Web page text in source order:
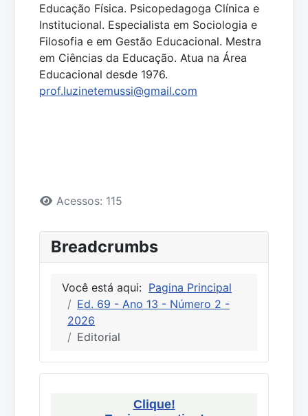
Educação Física. Psicopedagoga Clínica e
Institucional. Especialista em Sociologia e
Filosofia e em Gestão Educacional. Mestra
em Ciências da Educação. Atua na Área
Educacional desde 1976.
prof.luzinetemussi@gmail.com
Detalhes
Acessos: 115
Breadcrumbs
Você está aqui: Pagina Principal
Ed. 69 - Ano 13 - Número 2 -
2026
Editorial
Clique!